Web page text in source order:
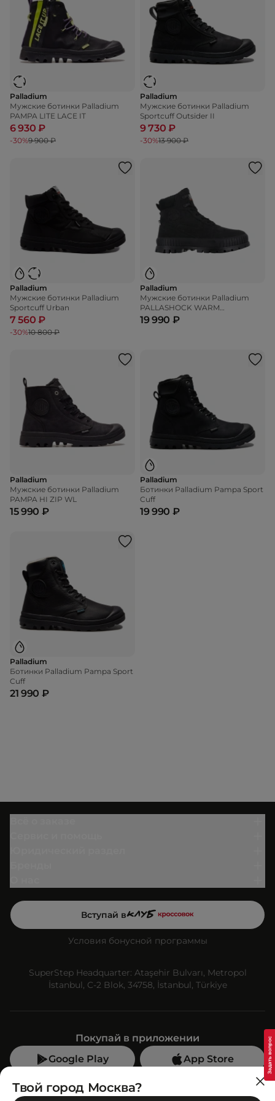
Palladium
Мужские ботинки Palladium
PAMPA LITE LACE IT
6 930 ₽
-30%9 900 ₽
Palladium
Мужские ботинки Palladium
Sportcuff Outsider II
9 730 ₽
-30%13 900 ₽
Palladium
Мужские ботинки Palladium
Sportcuff Urban
7 560 ₽
-30%10 800 ₽
Palladium
Мужские ботинки Palladium
PALLASHOCK WARM
WATERPROOF
19 990 ₽
Palladium
Мужские ботинки Palladium
PAMPA HI ZIP WL
15 990 ₽
Palladium
Ботинки Palladium Pampa Sport
Cuff
19 990 ₽
Palladium
Ботинки Palladium Pampa Sport
Cuff
21 990 ₽
Вступай в
Условия бонусной программы
SuperStep Headquarter: Ataşehir Bulvarı, Metropol
İstanbul, C-2 Blok, 34758, İstanbul, Türkiye
Покупай в приложении
Google Play
App Store
Мы в социальных сетях
Твой город Москва?